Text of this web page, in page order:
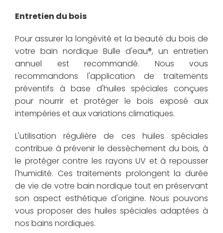
Entretien du bois
Pour assurer la longévité et la beauté du bois de
votre bain nordique Bulle d'eau®, un entretien
annuel est recommandé. Nous vous
recommandons l'application de traitements
préventifs à base d'huiles spéciales conçues
pour nourrir et protéger le bois exposé aux
intempéries et aux variations climatiques.
L'utilisation régulière de ces huiles spéciales
contribue à prévenir le dessèchement du bois, à
le protéger contre les rayons UV et à repousser
l'humidité. Ces traitements prolongent la durée
de vie de votre bain nordique tout en préservant
son aspect esthétique d'origine. Nous pouvons
vous proposer des huiles spéciales adaptées à
nos bains nordiques.